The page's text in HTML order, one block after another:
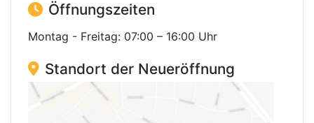
Öffnungszeiten
Montag - Freitag: 07:00 – 16:00 Uhr
Standort der Neueröffnung